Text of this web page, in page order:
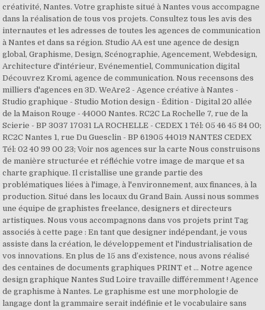
créativité, Nantes. Votre graphiste situé à Nantes vous accompagne
dans la réalisation de tous vos projets. Consultez tous les avis des
internautes et les adresses de toutes les agences de communication
à Nantes et dans sa région. Studio AA est une agence de design
global, Graphisme, Design, Scénographie, Agencement, Webdesign,
Architecture d'intérieur, Evénementiel, Communication digital
Découvrez Kromi, agence de communication. Nous recensons des
milliers d'agences en 3D. WeAre2 - Agence créative à Nantes -
Studio graphique - Studio Motion design - Édition - Digital 20 allée
de la Maison Rouge - 44000 Nantes. RC2C La Rochelle 7, rue de la
Scierie - BP 3037 17031 LA ROCHELLE - CEDEX 1 Tél: 05 46 45 84 00;
RC2C Nantes 1, rue Du Guesclin - BP 61905 44019 NANTES CEDEX
Tél: 02 40 99 00 23; Voir nos agences sur la carte Nous construisons
de manière structurée et réfléchie votre image de marque et sa
charte graphique. Il cristallise une grande partie des
problématiques liées à l'image, à l'environnement, aux finances, à la
production. Situé dans les locaux du Grand Bain. Aussi nous sommes
une équipe de graphistes freelance, designers et directeurs
artistiques. Nous vous accompagnons dans vos projets print Tag
associés à cette page : En tant que designer indépendant, je vous
assiste dans la création, le développement et l'industrialisation de
vos innovations. En plus de 15 ans d’existence, nous avons réalisé
des centaines de documents graphiques PRINT et … Notre agence
design graphique Nantes Sud Loire travaille différemment ! Agence
de graphisme à Nantes. Le graphisme est une morphologie de
langage dont la grammaire serait indéfinie et le vocabulaire sans